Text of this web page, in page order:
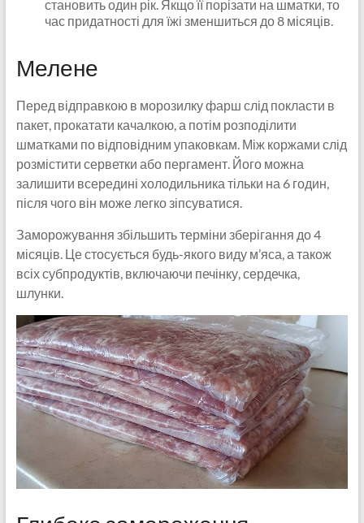
становить один рік. Якщо її порізати на шматки, то
час придатності для їжі зменшиться до 8 місяців.
Мелене
Перед відправкою в морозилку фарш слід покласти в
пакет, прокатати качалкою, а потім розподілити
шматками по відповідним упаковкам. Між коржами слід
розмістити серветки або пергамент. Його можна
залишити всередині холодильника тільки на 6 годин,
після чого він може легко зіпсуватися.
Заморожування збільшить терміни зберігання до 4
місяців. Це стосується будь-якого виду м’яса, а також
всіх субпродуктів, включаючи печінку, сердечка,
шлунки.